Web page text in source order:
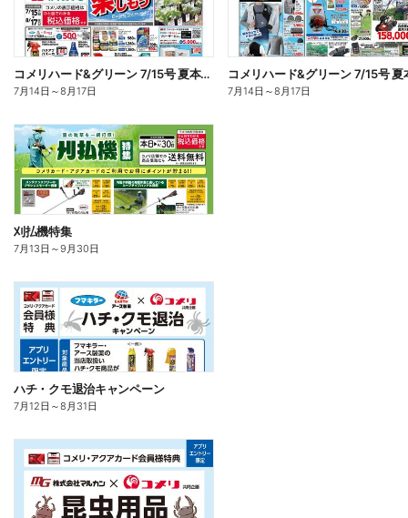
コメリハード&グリーン 7/15号 夏本番を楽しもう オモテ
7月14日 ～8月17日 7月14日 ～8月17日
刈払機特集
7月13日 ～9月30日
ハチ・クモ退治キャンペーン
7月12日 ～8月31日